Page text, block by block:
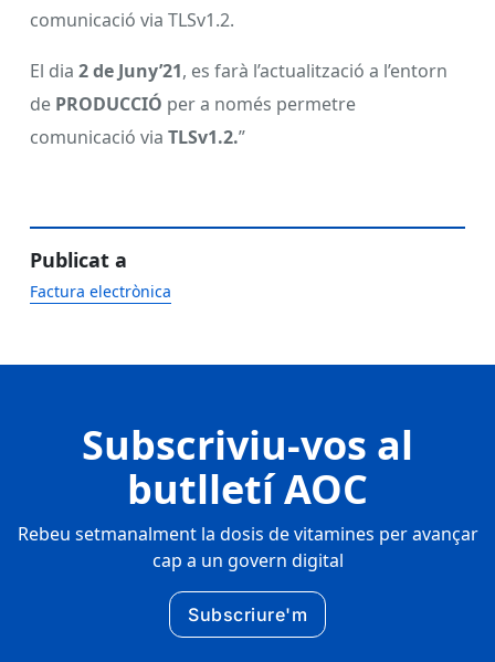
comunicació via TLSv1.2.
El dia 2 de Juny’21, es farà l’actualització a l’entorn
de PRODUCCIÓ per a només permetre
comunicació via TLSv1.2.”
Publicat a
Factura electrònica
Subscriviu-vos al
butlletí AOC
Rebeu setmanalment la dosis de vitamines per avançar
cap a un govern digital
Subscriure'm